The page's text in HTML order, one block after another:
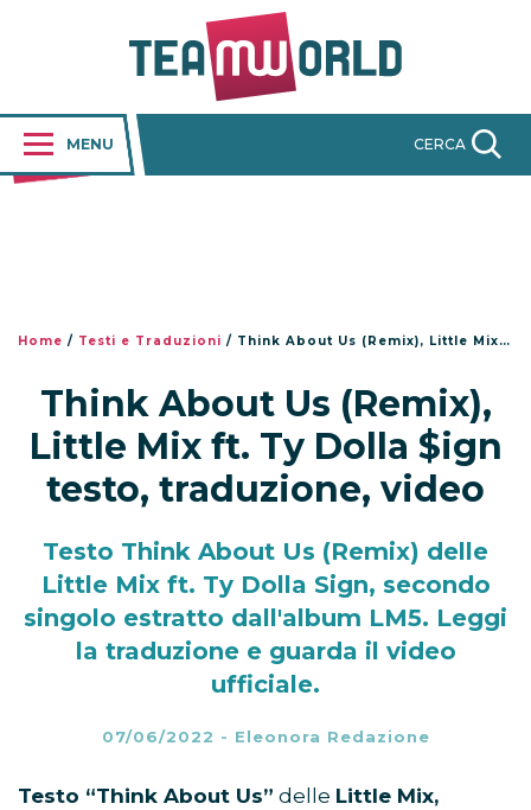
MENU CERCA
Home / Testi e Traduzioni / Think About Us (Remix), Little Mix ft. Ty Dolla $ign testo, traduzione, video
Think About Us (Remix),
Little Mix ft. Ty Dolla $ign
testo, traduzione, video
Testo Think About Us (Remix) delle
Little Mix ft. Ty Dolla Sign, secondo
singolo estratto dall'album LM5. Leggi
la traduzione e guarda il video
ufficiale.
07/06/2022 - Eleonora Redazione
Testo “Think About Us” delle Little Mix,